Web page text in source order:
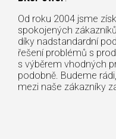
Od roku 2004 jsme
spokojených
díky nadstandardní
řešení problémů s
s výběrem vhodných
podobně. Budeme
mezi naše zákazníky